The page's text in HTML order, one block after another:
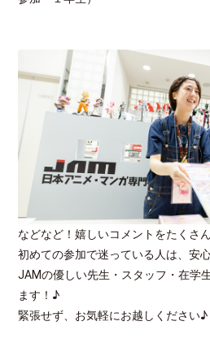
などなど！嬉しいコメントをたくさ
初めての参加で迷っている人は、安
JAMの優しい先生・スタッフ・在学
ます！♪
緊張せず、お気軽にお越しください♪